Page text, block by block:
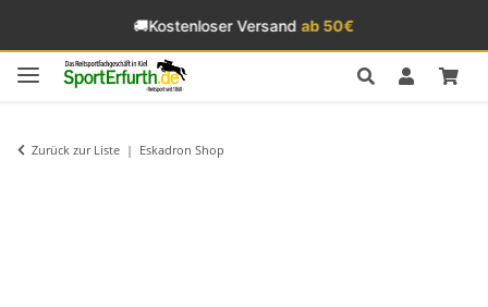
🚚Kostenloser Versandab 50€
Zurück zur Liste Eskadron Shop